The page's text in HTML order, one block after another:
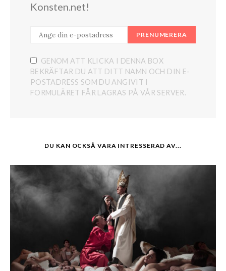
Konsten.net!
PRENUMERERA
GENOM ATT KLICKA I DENNA BOX
BEKRÄFTAR DU ATT DITT NAMN OCH DIN E-
POSTADRESS SOM DU ANGIVIT I
FORMULÄRET FÅR LAGRAS PÅ VÅR SERVER.
DU KAN OCKSÅ VARA INTRESSERAD AV...